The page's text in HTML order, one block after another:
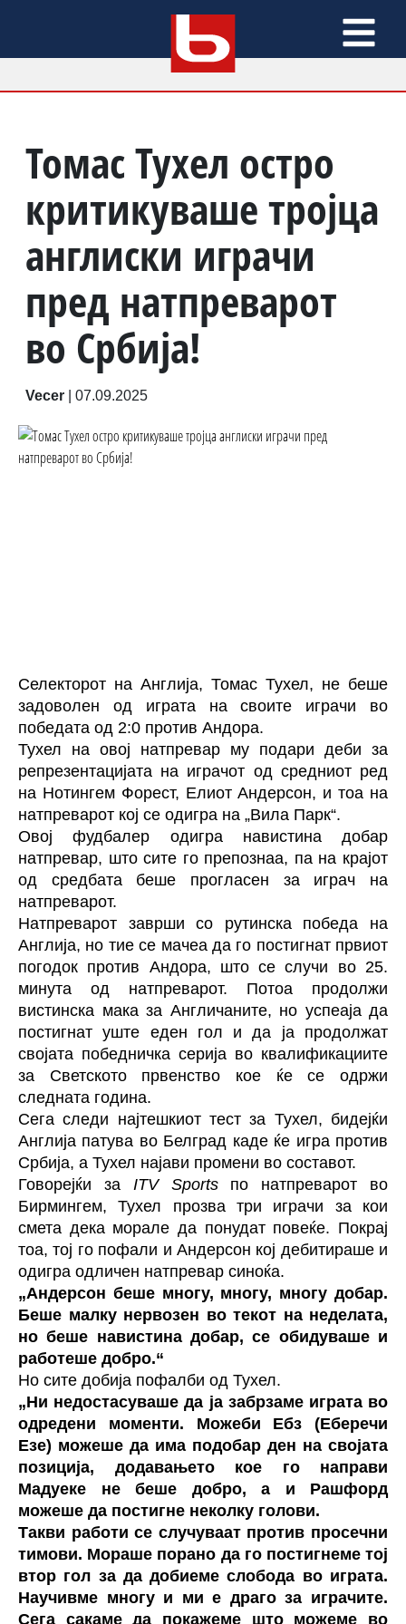
Томас Тухел остро
критикуваше тројца
англиски играчи
пред натпреварот
во Србија!
Vecer 07.09.2025
Селекторот на Англија, Томас Тухел, не беше
задоволен од играта на своите играчи во
победата од 2:0 против Андора.
Тухел на овој натпревар му подари деби за
репрезентацијата на играчот од средниот ред
на Нотингем Форест, Елиот Андерсон, и тоа на
натпреварот кој се одигра на „Вила Парк“.
Овој фудбалер одигра навистина добар
натпревар, што сите го препознаа, па на крајот
од средбата беше прогласен за играч на
натпреварот.
Натпреварот заврши со рутинска победа на
Англија, но тие се мачеа да го постигнат првиот
погодок против Андора, што се случи во 25.
минута од натпреварот. Потоа продолжи
вистинска мака за Англичаните, но успеаја да
постигнат уште еден гол и да ја продолжат
својата победничка серија во квалификациите
за Светското првенство кое ќе се одржи
следната година.
Сега следи најтешкиот тест за Тухел, бидејќи
Англија патува во Белград каде ќе игра против
Србија, а Тухел најави промени во составот.
Говорејќи за ITV Sportsпо натпреварот во
Бирмингем, Тухел прозва три играчи за кои
смета дека морале да понудат повеќе. Покрај
тоа, тој го пофали и Андерсон кој дебитираше и
одигра одличен натпревар синоќа.
„Андерсон беше многу, многу, многу добар.
Беше малку нервозен во текот на неделата,
но беше навистина добар, се обидуваше и
работеше добро.“
Но сите добија пофалби од Тухел.
„Ни недостасуваше да ја забрзаме играта во
одредени моменти. Можеби Ебз (Еберечи
Езе) можеше да има подобар ден на својата
позиција, додавањето кое го направи
Мадуеке не беше добро, а и Рашфорд
можеше да постигне неколку голови.
Такви работи се случуваат против просечни
тимови. Мораше порано да го постигнеме тој
втор гол за да добиеме слобода во играта.
Научивме многу и ми е драго за играчите.
Сега сакаме да покажеме што можеме во